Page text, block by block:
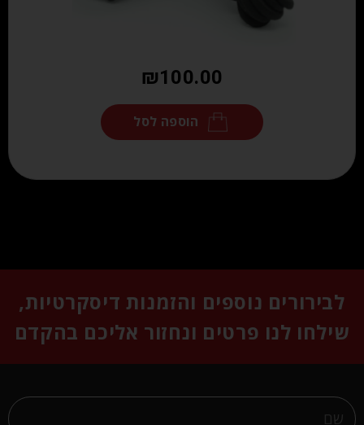
₪100.00
הוספה לסל
לבירורים נוספים והזמנות דיסקרטיות,
שילחו לנו פרטים ונחזור אליכם בהקדם